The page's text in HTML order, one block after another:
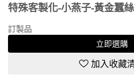
特殊客製化-小燕子-黃金蠶
訂製品
立即選購
加入收藏